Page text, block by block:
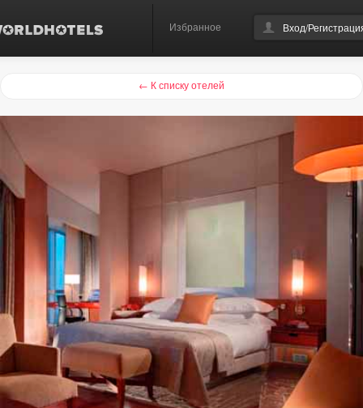
Избранное Вход/
← К списку отелей